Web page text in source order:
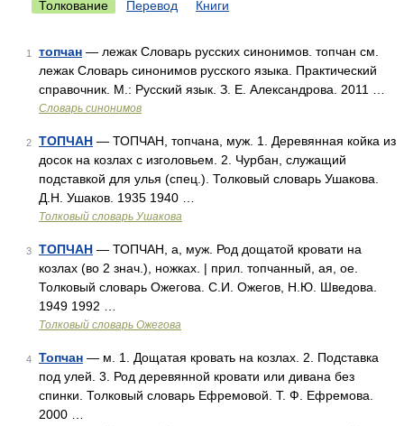
Толкование Перевод Книги
1 топчан — лежак Словарь русских синонимов. топчан см.
лежак Словарь синонимов русского языка. Практический
справочник. М.: Русский язык. З. Е. Александрова. 2011 …
Словарь синонимов
2 ТОПЧАН — ТОПЧАН, топчана, муж. 1. Деревянная койка из
досок на козлах с изголовьем. 2. Чурбан, служащий
подставкой для улья (спец.). Толковый словарь Ушакова.
Д.Н. Ушаков. 1935 1940 …
Толковый словарь Ушакова
3 ТОПЧАН — ТОПЧАН, а, муж. Род дощатой кровати на
козлах (во 2 знач.), ножках. | прил. топчанный, ая, ое.
Толковый словарь Ожегова. С.И. Ожегов, Н.Ю. Шведова.
1949 1992 …
Толковый словарь Ожегова
4 Топчан — м. 1. Дощатая кровать на козлах. 2. Подставка
под улей. 3. Род деревянной кровати или дивана без
спинки. Толковый словарь Ефремовой. Т. Ф. Ефремова.
2000 …